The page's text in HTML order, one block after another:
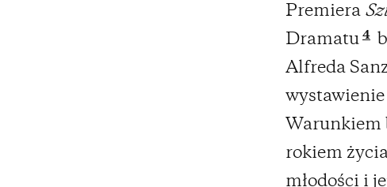
Premiera
Dramatu 4
Alfreda
Warunkiem
rokiem
młodości i